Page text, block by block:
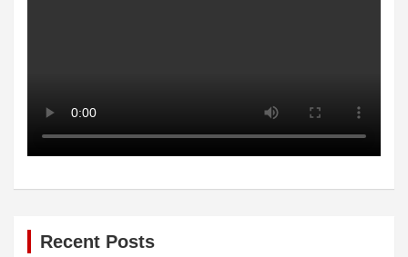
Recent Posts